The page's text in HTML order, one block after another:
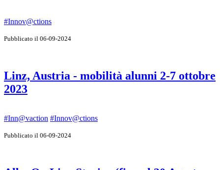
#Innov@ctions
Pubblicato il 06-09-2024
Linz, Austria - mobilità alunni 2-7 ottobre
2023
#Inn@vaction #Innov@ctions
Pubblicato il 06-09-2024